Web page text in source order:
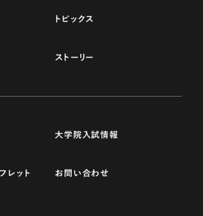
トピックス
ストーリー
大学院入試情報
レット お問い合わせ